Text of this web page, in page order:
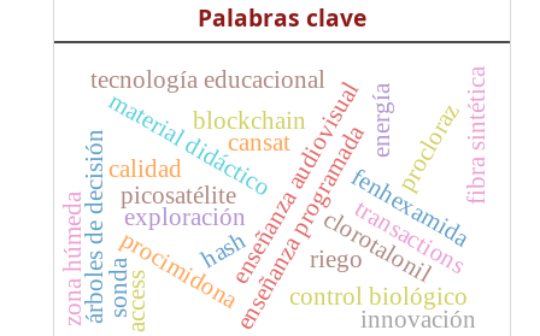
Palabras clave
enseñanza audiovisual
tecnología educacional
material didácticoenseñanza programadaclorotalonil
control biológico
fenhexamida
procimidona
procloraz
cansat
exploración
picosatélite
sonda
árboles de decisión innovación
energía
blockchain
hash transactions
fibra sintética
access
calidad
riego
zona húmeda